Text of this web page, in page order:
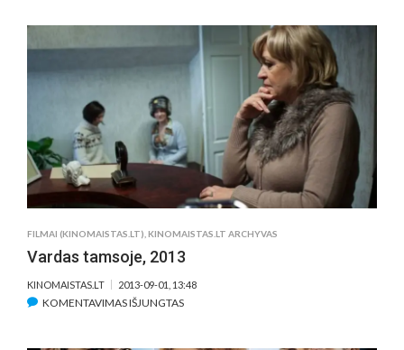
FILMAI (KINOMAISTAS.LT) KINOMAISTAS.LT ARCHYVAS
Vardas tamsoje, 2013
KINOMAISTAS.LT 2013-09-01, 13:48
KOMENTAVIMAS IŠJUNGTASĮRAŠE